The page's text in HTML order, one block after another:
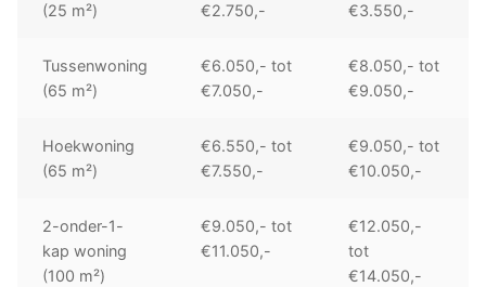
(25 m²)
€2.750,-
€3.550,-
Tussenwoning
(65 m²)
€6.050,- tot
€7.050,-
€8.050,- tot
€9.050,-
Hoekwoning
(65 m²)
€6.550,- tot
€7.550,-
€9.050,- tot
€10.050,-
2-onder-1-
kap woning
(100 m²)
€9.050,- tot
€11.050,-
€12.050,-
tot
€14.050,-